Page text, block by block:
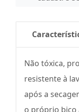
Não tóxica,
resistente à
após a
o próprio bico